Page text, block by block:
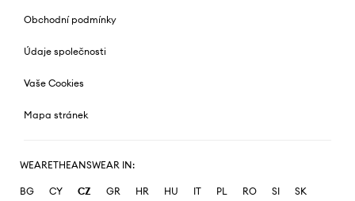
Obchodní podmínky
Údaje společnosti
Vaše Cookies
Mapa stránek
WEARETHEANSWEAR IN:
BG CY CZ GR HR HU IT PL RO SI SK